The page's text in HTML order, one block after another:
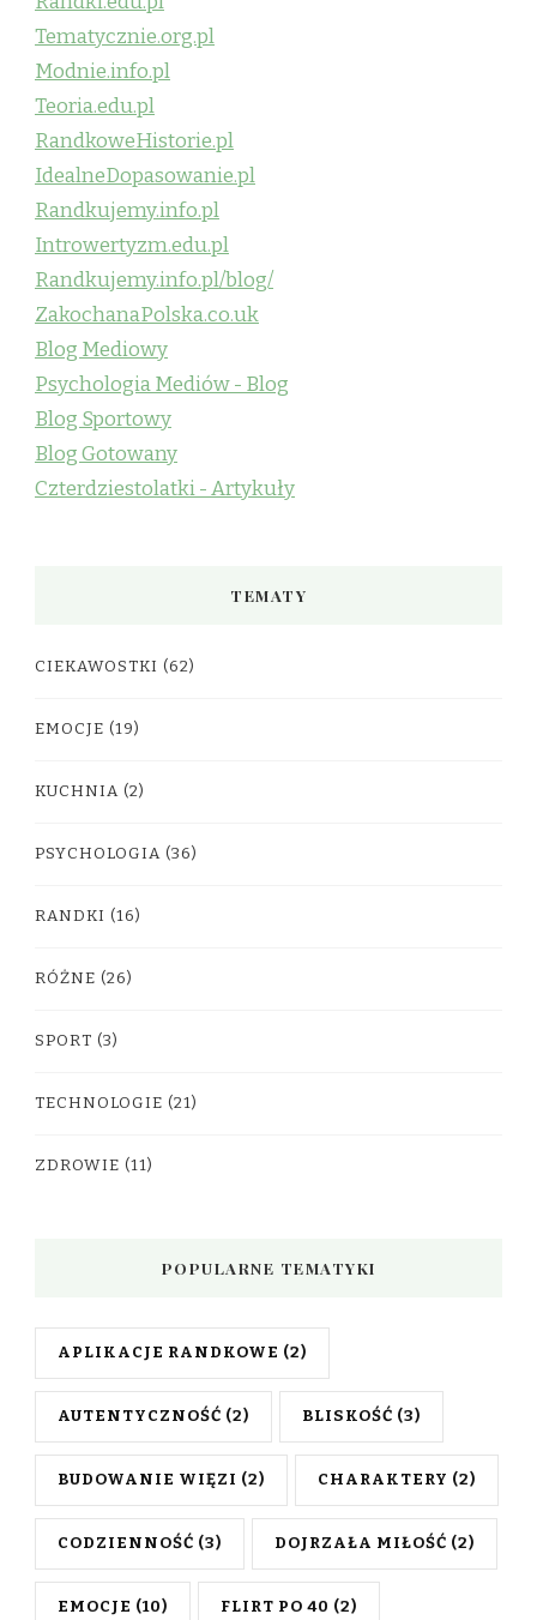
Tematycznie.org.pl
Modnie.info.pl
Teoria.edu.pl
RandkoweHistorie.pl
IdealneDopasowanie.pl
Randkujemy.info.pl
Introwertyzm.edu.pl
Randkujemy.info.pl/blog/
ZakochanaPolska.co.uk
Blog Mediowy
Psychologia Mediów - Blog
Blog Sportowy
Blog Gotowany
Czterdziestolatki - Artykuły
TEMATY
CIEKAWOSTKI (62)
EMOCJE (19)
KUCHNIA (2)
PSYCHOLOGIA (36)
RANDKI (16)
RÓŻNE (26)
SPORT (3)
TECHNOLOGIE (21)
ZDROWIE (11)
POPULARNE TEMATYKI
APLIKACJE RANDKOWE (2)
AUTENTYCZNOŚĆ (2) BLISKOŚĆ (3)
BUDOWANIE WIĘZI (2) CHARAKTERY (2)
CODZIENNOŚĆ (3) DOJRZAŁA MIŁOŚĆ (2)
EMOCJE (10) FLIRT PO 40 (2)